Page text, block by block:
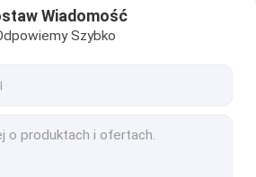
Wiadomość
Szybko